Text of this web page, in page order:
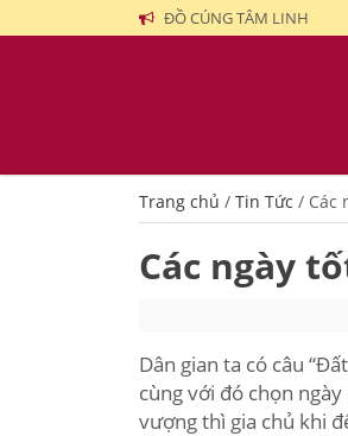
ĐỒ CÚNG TÂM LINH
Trang chủ / Tin Tức / Các
Các ngày
Dân gian ta có câu
cùng với đó chọn
vượng thì gia chủ khi